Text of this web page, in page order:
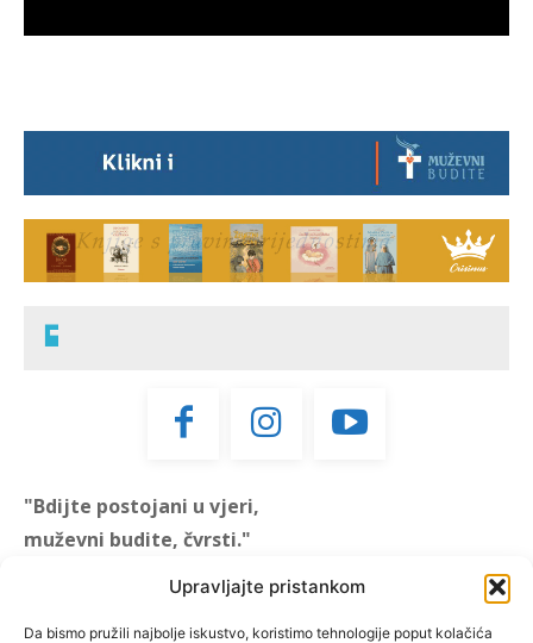
Upravljajte pristankom
Da bismo pružili najbolje iskustvo, koristimo tehnologije poput kolačića
"Bdijte postojani u vjeri,
muževni budite, čvrsti."
"Muževni budite" prvi je